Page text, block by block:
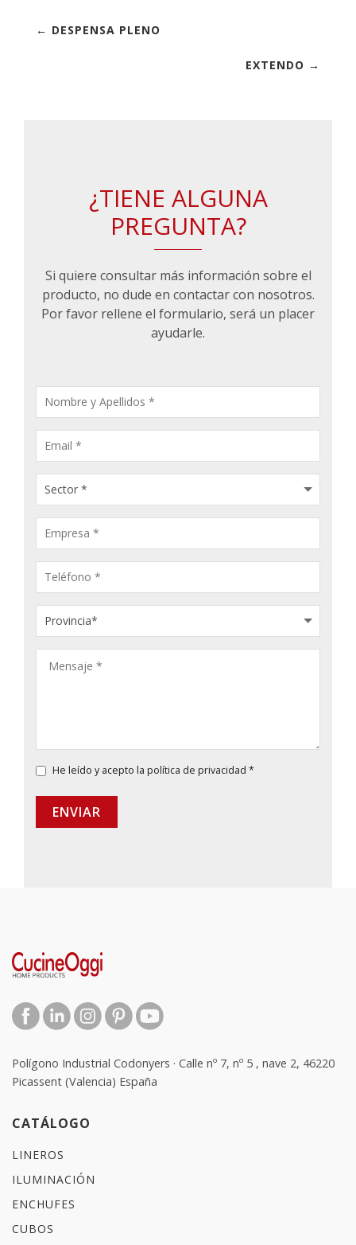
← DESPENSA PLENO
EXTENDO →
¿TIENE ALGUNA
PREGUNTA?
Si quiere consultar más información sobre el
producto, no dude en contactar con nosotros.
Por favor rellene el formulario, será un placer
ayudarle.
CONSULTA
PRODUCTOS
He leído y acepto la política de privacidad *
ENVIAR
Polígono Industrial Codonyers · Calle nº 7, nº 5 , nave 2, 46220
Picassent (Valencia) España
CATÁLOGO
LINEROS
ILUMINACIÓN
ENCHUFES
CUBOS